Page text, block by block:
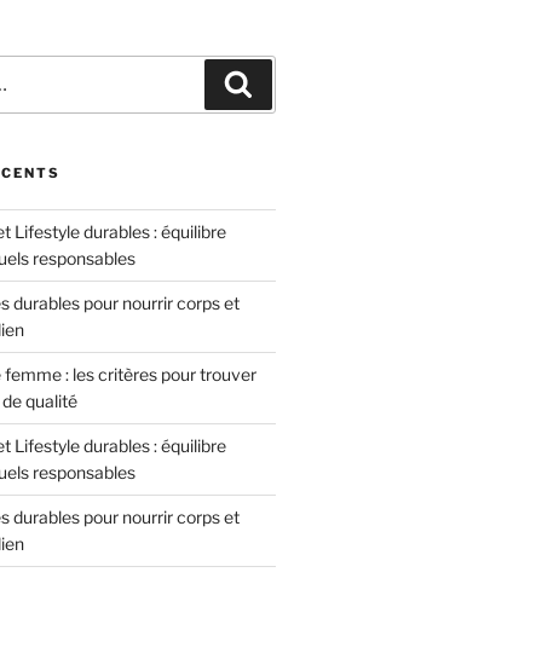
Lifestyle durables : équilibre
responsables
durables pour nourrir corps et
: les critères pour trouver
qualité
Lifestyle durables : équilibre
responsables
durables pour nourrir corps et